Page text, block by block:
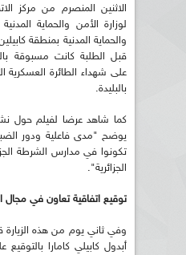
الاثنين المنصرم من مركز
لوزارة الأمن والحماية
والحماية المدنية بمنطقة
قبل الطلبة كانت مسبوقة
على شهداء الطائرة العسكرية
بالبليدة.
كما شاهد عرضا لفيلم حول
يوضح "مدى فاعلية ودور
تكونوا في مدارس الشرطة
الجزائرية".
توقيع اتفاقية تعاون في مجال
وفي ثاني يوم من هذه الزيارة
أبدول كابيلي كامارا